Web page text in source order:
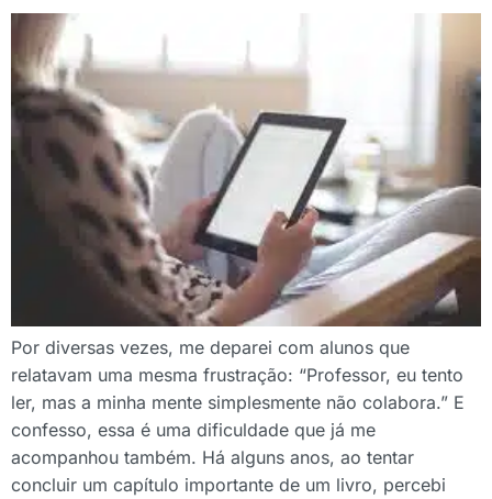
Por diversas vezes, me deparei com alunos que
relatavam uma mesma frustração: “Professor, eu tento
ler, mas a minha mente simplesmente não colabora.” E
confesso, essa é uma dificuldade que já me
acompanhou também. Há alguns anos, ao tentar
concluir um capítulo importante de um livro, percebi